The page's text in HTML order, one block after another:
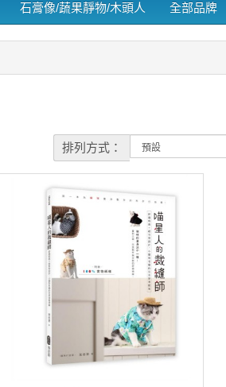
石膏像/蔬果靜物/木頭人 全部品牌
排列方式：